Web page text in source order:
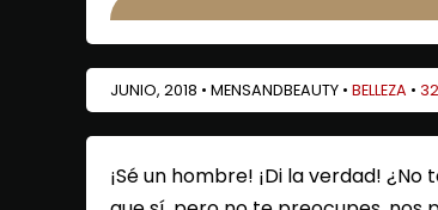
JUNIO, 2018 • MENSANDBEAUTY • BELLEZA •
¡Sé un hombre! ¡Di la verdad! ¿No